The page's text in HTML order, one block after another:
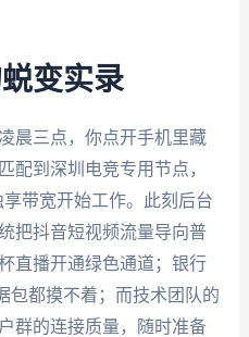
变实录
晨三点，你点开手机里藏
配到深圳电竞专用节点，
带宽开始工作。此刻后台
把抖音短视频流量导向普
直播开通绿色通道；银行
包都摸不着；而技术团队的
群的连接质量，随时准备